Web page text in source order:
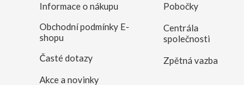
Informace o nákupu
Obchodní podmínky E-
shopu
Časté dotazy
Akce a novinky
Pobočky
Centrála
společnosti
Zpětná vazba